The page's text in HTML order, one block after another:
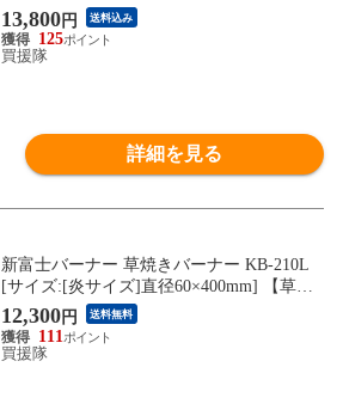
オイル 2サイクル メンテナンス 燃料 純正
エンジン 混合燃料作成用 混合ガソリン 作
成用 2サイクルエンジンオイル 旧品番 X69
13,800円 送料込み
125
買援隊
詳細を見る
新富士バーナー 草焼きバーナー KB-210L
[サイズ:[炎サイズ]直径60×400mm] 【草焼
きバーナー 草焼バーナー ばーなー 草焼き
芝焼き 焼却 解氷 融雪 除草 殺虫 殺菌 消毒
乾燥 解凍】【おしゃれ おすすめ】
12,300円 送料無料
111
買援隊